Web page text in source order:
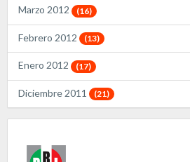
Marzo 2012 (16)
Febrero 2012 (13)
Enero 2012 (17)
Diciembre 2011 (21)